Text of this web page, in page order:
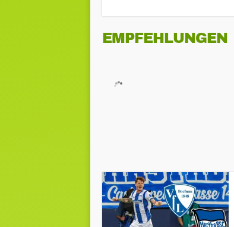
EMPFEHLUNGEN